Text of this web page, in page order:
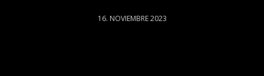
16. NOVIEMBRE 2023